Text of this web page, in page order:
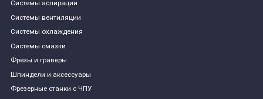
Системы аспирации
Системы вентиляции
Системы охлаждения
Системы смазки
Фрезы и граверы
Шпиндели и аксессуары
Фрезерные станки с ЧПУ